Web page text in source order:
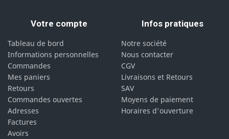
Votre compte
Tableau de bord
Informations personnelles
Commandes
Mes paniers
Retours
Commandes ouvertes
Adresses
Factures
Avoirs
Infos pratiques
Notre société
Nous contacter
CGV
Livraisons et Retours
SAV
Moyens de paiement
Horaires d'ouverture